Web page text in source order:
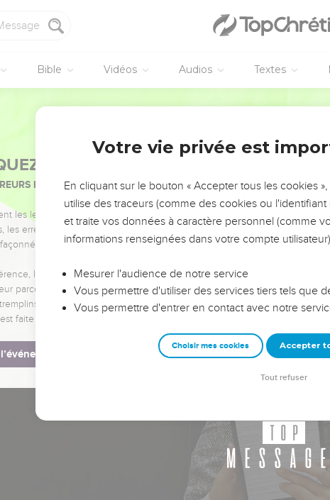
Bible Vidéos Audios Textes
PAS L’ÉVÉNEMENT DE L’ANNÉE !
POUVAIENT VOUS ÉVITER LES VOTRES ?
les leaders pour leurs réussites, leur impact, leur foi ou leur vision. Mais
les erreurs et les saisons difficiles qu'ils ont traversés, alors même que ce
leaders, entrepreneurs, et responsables reviennent sur les erreurs
parcours et les clés pour avancer avec plus de sagesse afin que leurs
Que vous guidiez un ministère, une équipe, un groupe ou une
faite pour vous.
Votre vie privée est
En cliquant sur le bouton « Accepter tous les cookies
utilise des traceurs (comme des cookies ou
et traite vos données à caractère personnel (comme
informations renseignées dans votre compte
Mesurer l'audience de notre service
Vous permettre d'utiliser des services tiers tels que
Vous permettre d'entrer en contact avec notre
Choisir mes cookies Accepter
Tout refuser